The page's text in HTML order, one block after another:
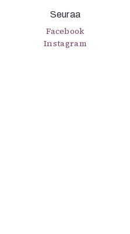
Seuraa
Facebook
Instagram